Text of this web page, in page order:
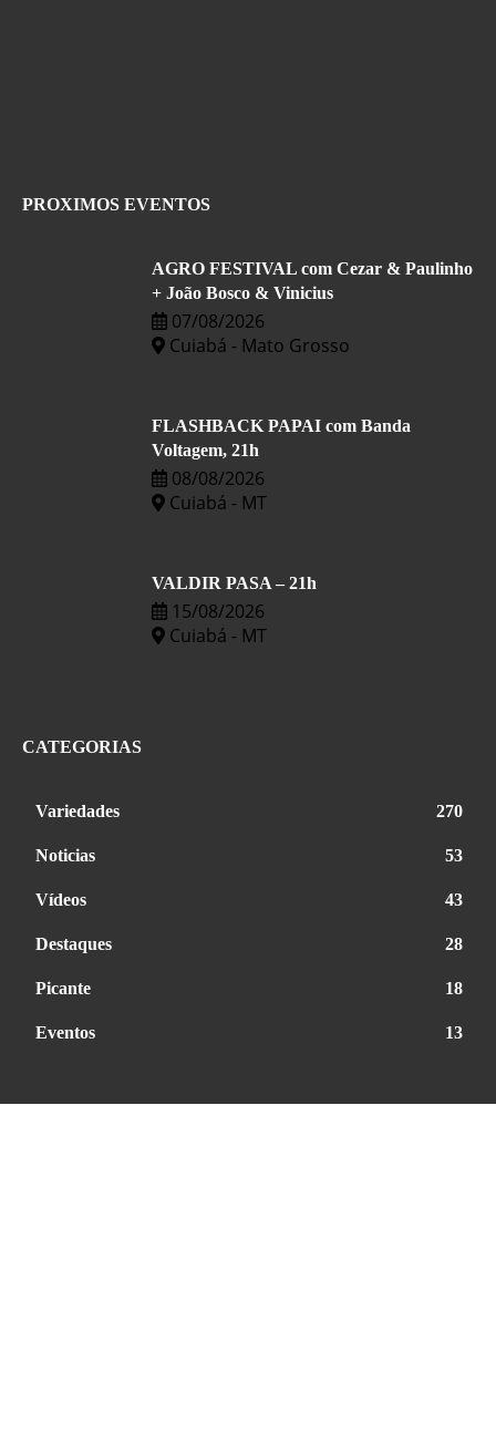
PROXIMOS EVENTOS
AGRO FESTIVAL com Cezar & Paulinho
+ João Bosco & Vinicius
07/08/2026
Cuiabá - Mato Grosso
FLASHBACK PAPAI com Banda
Voltagem, 21h
08/08/2026
Cuiabá - MT
VALDIR PASA – 21h
15/08/2026
Cuiabá - MT
CATEGORIAS
Variedades 270
Noticias 53
Vídeos 43
Destaques 28
Picante 18
Eventos 13